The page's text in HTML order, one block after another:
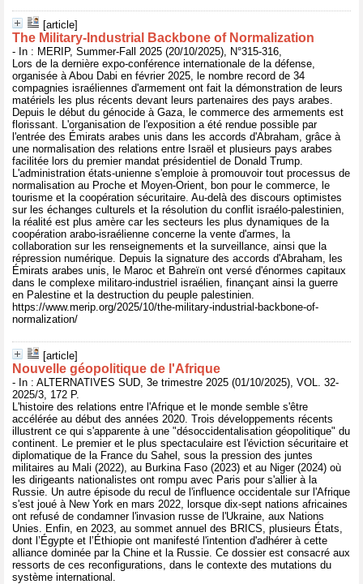
[article]
The Military-Industrial Backbone of Normalization
- In : MERIP, Summer-Fall 2025 (20/10/2025), N°315-316,
Lors de la dernière expo-conférence internationale de la défense,
organisée à Abou Dabi en février 2025, le nombre record de 34
compagnies israéliennes d'armement ont fait la démonstration de leurs
matériels les plus récents devant leurs partenaires des pays arabes.
Depuis le début du génocide à Gaza, le commerce des armements est
florissant. L'organisation de l'exposition a été rendue possible par
l'entrée des Émirats arabes unis dans les accords d'Abraham, grâce à
une normalisation des relations entre Israël et plusieurs pays arabes
facilitée lors du premier mandat présidentiel de Donald Trump.
L'administration états-unienne s'emploie à promouvoir tout processus de
normalisation au Proche et Moyen-Orient, bon pour le commerce, le
tourisme et la coopération sécuritaire. Au-delà des discours optimistes
sur les échanges culturels et la résolution du conflit israélo-palestinien,
la réalité est plus amère car les secteurs les plus dynamiques de la
coopération arabo-israélienne concerne la vente d'armes, la
collaboration sur les renseignements et la surveillance, ainsi que la
répression numérique. Depuis la signature des accords d'Abraham, les
Émirats arabes unis, le Maroc et Bahreïn ont versé d'énormes capitaux
dans le complexe militaro-industriel israélien, finançant ainsi la guerre
en Palestine et la destruction du peuple palestinien.
https://www.merip.org/2025/10/the-military-industrial-backbone-of-
normalization/
[article]
Nouvelle géopolitique de l'Afrique
- In : ALTERNATIVES SUD, 3e trimestre 2025 (01/10/2025), VOL. 32-
2025/3, 172 P.
L'histoire des relations entre l'Afrique et le monde semble s'être
accélérée au début des années 2020. Trois développements récents
illustrent ce qui s'apparente à une "désoccidentalisation géopolitique" du
continent. Le premier et le plus spectaculaire est l'éviction sécuritaire et
diplomatique de la France du Sahel, sous la pression des juntes
militaires au Mali (2022), au Burkina Faso (2023) et au Niger (2024) où
les dirigeants nationalistes ont rompu avec Paris pour s'allier à la
Russie. Un autre épisode du recul de l'influence occidentale sur l'Afrique
s'est joué à New York en mars 2022, lorsque dix-sept nations africaines
ont refusé de condamner l'invasion russe de l'Ukraine, aux Nations
Unies. Enfin, en 2023, au sommet annuel des BRICS, plusieurs États,
dont l’Égypte et l’Éthiopie ont manifesté l'intention d'adhérer à cette
alliance dominée par la Chine et la Russie. Ce dossier est consacré aux
ressorts de ces reconfigurations, dans le contexte des mutations du
système international.